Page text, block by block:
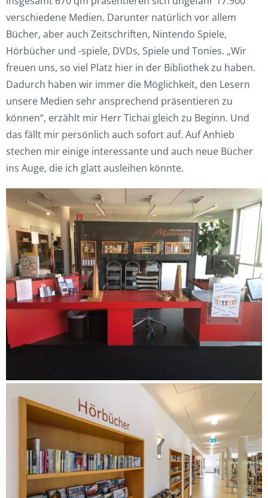
verschiedene Medien. Darunter natürlich vor allem
Bücher, aber auch Zeitschriften, Nintendo Spiele,
Hörbücher und -spiele, DVDs, Spiele und Tonies. „Wir
freuen uns, so viel Platz hier in der Bibliothek zu haben.
Dadurch haben wir immer die Möglichkeit, den Lesern
unsere Medien sehr ansprechend präsentieren zu
können“, erzählt mir Herr Tichai gleich zu Beginn. Und
das fällt mir persönlich auch sofort auf. Auf Anhieb
stechen mir einige interessante und auch neue Bücher
ins Auge, die ich glatt ausleihen könnte.